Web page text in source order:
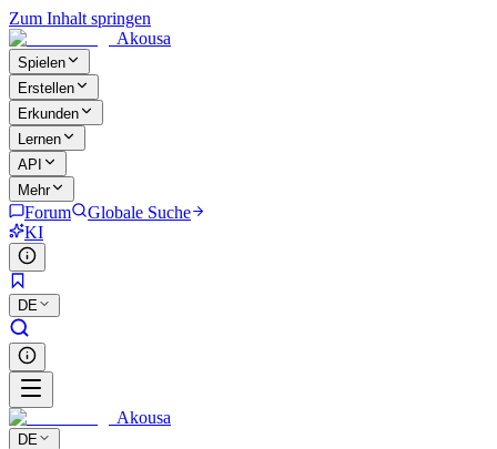
Zum Inhalt springen
Akousa
Spielen
Erstellen
Erkunden
Lernen
API
Mehr
Forum
Globale Suche
KI
DE
Akousa
DE